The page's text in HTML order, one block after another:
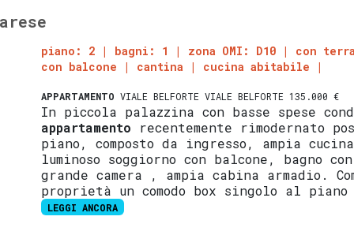
piano: 2 bagni: 1 zona OMI: D10
con
con balcone
cantina cucina abitabile
APPARTAMENTO VIALE BELFORTE VIALE BELFORTE 135.000 €
In piccola palazzina con basse spese
appartamento recentemente rimodernato
piano, composto da ingresso, ampia
luminoso soggiorno con balcone, bagno
grande camera , ampia cabina armadio.
proprietà un comodo box singolo al
LEGGI ANCORA